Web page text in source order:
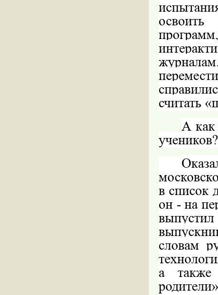
считать
А как
учеников?
в список
он - на
словам
а также